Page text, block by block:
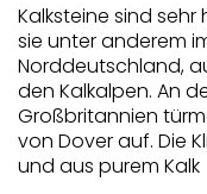
Kalksteine sind
sie unter anderem
Norddeutschland,
den Kalkalpen. An
Großbritannien
von Dover auf. Die
und aus purem Kalk